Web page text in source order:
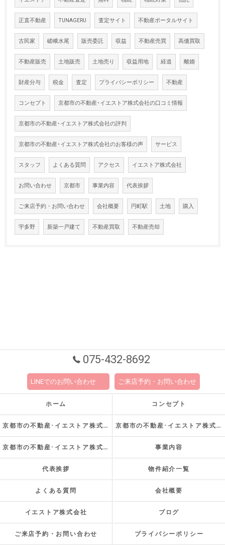
正直不動産 TUNAGERU 査定サイト 不動産ポータルサイト
古民家 嵯峨水尾 販売委託 収益 不動産売買 高価買取
不動産販売 土地販売 土地売り 収益用地 経道 離婚
財産分与 税金 査定 プライバシーポリシー 不動産
コンセプト 京都市の不動産･イエストア株式会社の口コミ情報
京都市の不動産･イエストア株式会社の評判
京都市の不動産･イエストア株式会社のお客様の声 サービス
スタッフ よくある質問 アクセス イエストア株式会社
お問い合わせ 京都市 事業内容 代表挨拶
ご来店予約・お問い合わせ 会社概要 円町駅 土地 購入
宇多野 新築一戸建て 不動産買取 不動産売却
075-432-8692
LINEでのお問い合わせ ご来店予約・お問い合わせ
ホーム コンセプト
京都市の不動産･イエストア株式会社の口コミ情報 京都市の不動産･イエストア株式会社の評判
京都市の不動産･イエストア株式会社のお客様の声 事業内容
代表挨拶 物件紹介一覧
よくある質問 会社概要
イエストア株式会社 ブログ
ご来店予約・お問い合わせ プライバシーポリシー